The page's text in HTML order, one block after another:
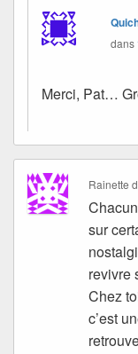
dans
Merci, Pat…
Rainette
sur
revivre
Chez
c’est